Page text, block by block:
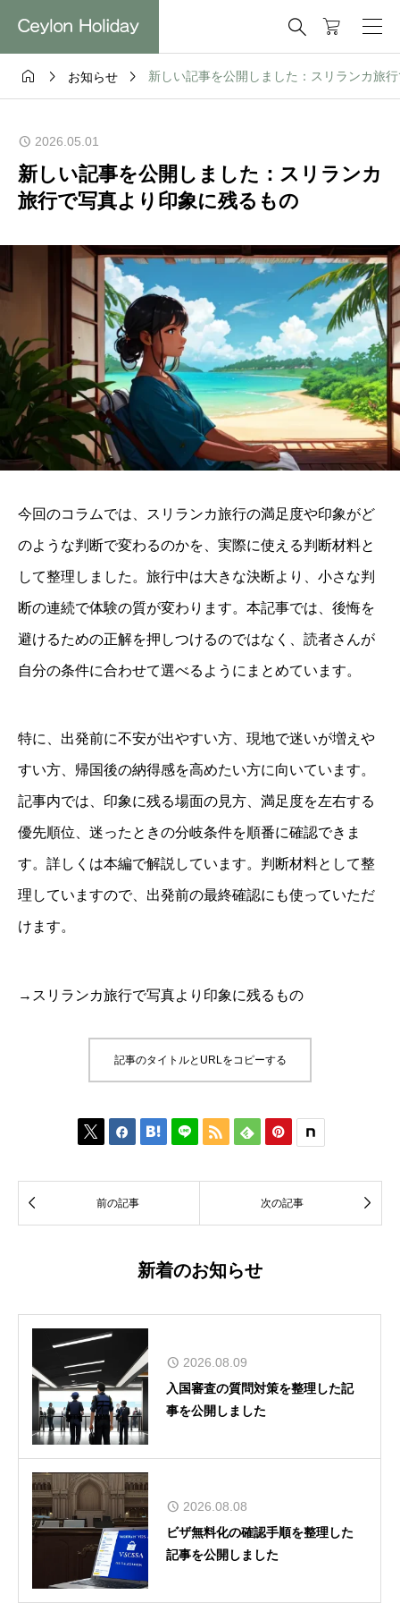

  お知らせ  新しい記事を公開しました：スリランカ旅
2026.05.01
新しい記事を公開しました：スリランカ
旅行で写真より印象に残るもの
今回のコラムでは、スリランカ旅行の満足度や印象がど
のような判断で変わるのかを、実際に使える判断材料と
して整理しました。旅行中は大きな決断より、小さな判
断の連続で体験の質が変わります。本記事では、後悔を
避けるための正解を押しつけるのではなく、読者さんが
自分の条件に合わせて選べるようにまとめています。
特に、出発前に不安が出やすい方、現地で迷いが増えや
すい方、帰国後の納得感を高めたい方に向いています。
記事内では、印象に残る場面の見方、満足度を左右する
優先順位、迷ったときの分岐条件を順番に確認できま
す。詳しくは本編で解説しています。判断材料として整
理していますので、出発前の最終確認にも使っていただ
けます。
→スリランカ旅行で写真より印象に残るもの
記事のタイトルとURLをコピーする
     
 前の記事 次の記事 
新着のお知らせ
2026.08.09
入国審査の質問対策を整理した記
事を公開しました
2026.08.08
ビザ無料化の確認手順を整理した
記事を公開しました